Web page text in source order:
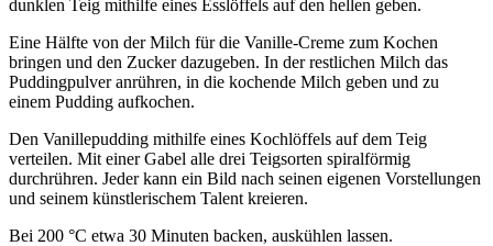
dunklen Teig mithilfe eines Esslöffels auf den hellen geben.
Eine Hälfte von der Milch für die Vanille-Creme zum Kochen
bringen und den Zucker dazugeben. In der restlichen Milch das
Puddingpulver anrühren, in die kochende Milch geben und zu
einem Pudding aufkochen.
Den Vanillepudding mithilfe eines Kochlöffels auf dem Teig
verteilen. Mit einer Gabel alle drei Teigsorten spiralförmig
durchrühren. Jeder kann ein Bild nach seinen eigenen Vorstellungen
und seinem künstlerischem Talent kreieren.
Bei 200 °C etwa 30 Minuten backen, auskühlen lassen.